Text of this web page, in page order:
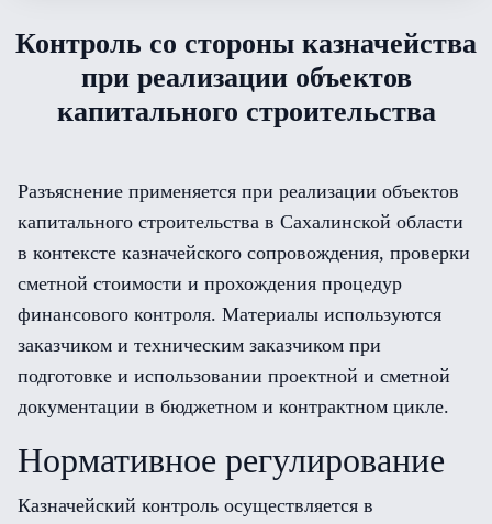
Контроль со стороны казначейства
при реализации объектов
капитального строительства
Разъяснение применяется при реализации объектов
капитального строительства в Сахалинской области
в контексте казначейского сопровождения, проверки
сметной стоимости и прохождения процедур
финансового контроля. Материалы используются
заказчиком и техническим заказчиком при
подготовке и использовании проектной и сметной
документации в бюджетном и контрактном цикле.
Нормативное регулирование
Казначейский контроль осуществляется в